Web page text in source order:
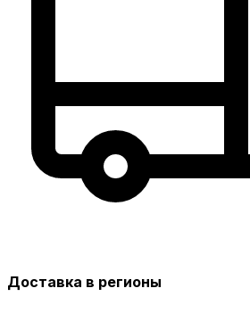
Доставка в регионы